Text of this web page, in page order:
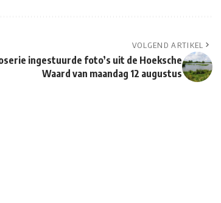
VOLGEND ARTIKEL
ingestuurde foto’s uit de Hoeksche
Waard van maandag 12 augustus